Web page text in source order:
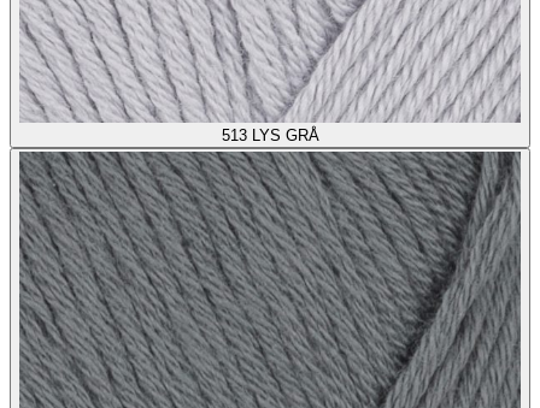
513 LYS GRÅ